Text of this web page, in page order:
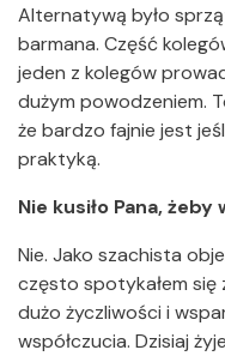
Alternatywą było
barmana. Część
jeden z kolegów
dużym powodzeniem.
że bardzo fajnie jest
praktyką.
Nie kusiło Pana,
Nie. Jako szachista
często spotykałem się
dużo życzliwości i
współczucia. Dzisiaj